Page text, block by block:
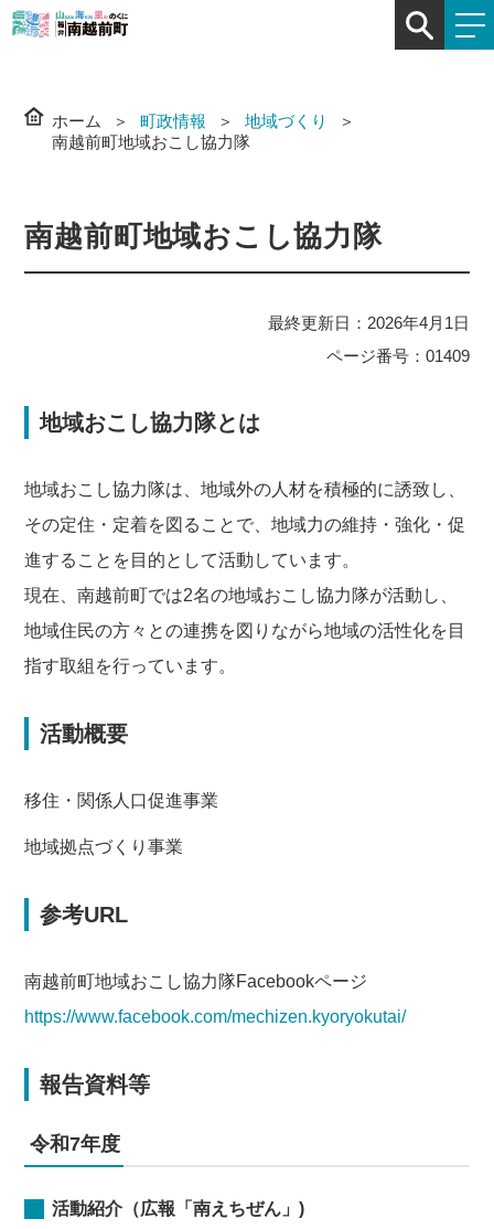
ホーム 町政情報
地域づくり
南越前町地域おこし協力隊
南越前町地域おこし協力隊
最終更新日：2026年4月1日
ページ番号：01409
地域おこし協力隊とは
地域おこし協力隊は、地域外の人材を積極的に誘致し、
その定住・定着を図ることで、地域力の維持・強化・促
進することを目的として活動しています。
現在、南越前町では2名の地域おこし協力隊が活動し、
地域住民の方々との連携を図りながら地域の活性化を目
指す取組を行っています。
活動概要
移住・関係人口促進事業
地域拠点づくり事業
参考URL
南越前町地域おこし協力隊Facebookページ
https://www.facebook.com/mechizen.kyoryokutai/
報告資料等
令和7年度
活動紹介（広報「南えちぜん」)